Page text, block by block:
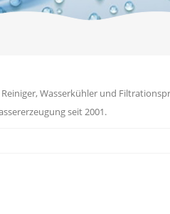
Wasserkühler und
seit 2001.